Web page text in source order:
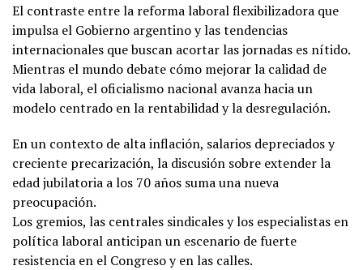
El contraste entre la reforma laboral flexibilizadora que
impulsa el Gobierno argentino y las tendencias
internacionales que buscan acortar las jornadas es nítido.
Mientras el mundo debate cómo mejorar la calidad de
vida laboral, el oficialismo nacional avanza hacia un
modelo centrado en la rentabilidad y la desregulación.
En un contexto de alta inflación, salarios depreciados y
creciente precarización, la discusión sobre extender la
edad jubilatoria a los 70 años suma una nueva
preocupación.
Los gremios, las centrales sindicales y los especialistas en
política laboral anticipan un escenario de fuerte
resistencia en el Congreso y en las calles.